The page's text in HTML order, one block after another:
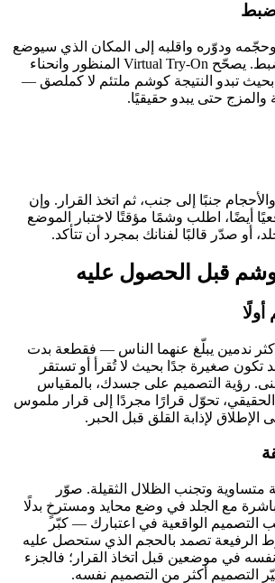
ودوّره واقلبه إلى المكان الذي سيوضع
فيه الوشم بالضبط. يصحّح Virtual Try-On المنظور وانحناء
بحيث تبدو النتيجة كوشم ملتئم لا كملصق —
والمزج حتى يبدو حقيقيًا.
جنبًا إلى جنب، ثم اتخذ القرار. وإن
أيضًا، اطلب وشمًا مؤقتًا لاختبار الموضع
أو صدّر قالبًا لفنانك بمجرد أن تتأكد.
قبل الحصول عليه
ندمين يبلّغ عنهما الناس — فقطعة بدت
تكون صغيرة جدًا بحيث لا تُقرأ أو تستقر
رؤية التصميم على جسدك، بالمقياس
تحوّل قرارًا مجردًا إلى قرار ملموس
لإذابة القلق قبل الحبر.
متساوية وتجنب الظلال الثقيلة. صوّر
مع الجلد في وضع محايد ومسترخٍ بدلًا
الواقعية في اعتبارك — كبّر
الرفيعة تصمد بالحجم الذي ستحصل عليه
في موضعين قبل اتخاذ القرار؛ فالجزء
التصميم أكثر من التصميم نفسه.